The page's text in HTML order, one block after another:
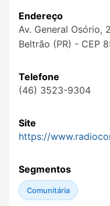
Endereço
Av. General Osório,
Beltrão (PR) - CEP
Telefone
(46) 3523-9304
Site
https://
Segmentos
Comunitária